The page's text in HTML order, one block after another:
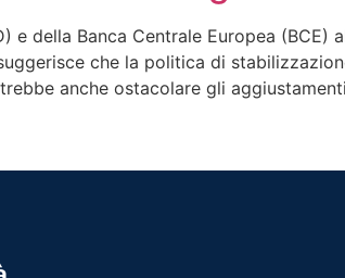
e della Banca Centrale Europea
che la politica di
anche ostacolare gli